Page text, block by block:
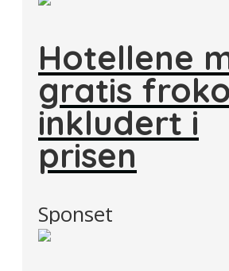
Hotellene
gratis
inkludert i
prisen
Sponset